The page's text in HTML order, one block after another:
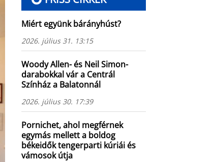
Miért együnk bárányhúst?
2026. július 31. 13:15
Woody Allen- és Neil Simon-
darabokkal vár a Centrál
Színház a Balatonnál
2026. július 30. 17:39
Pornichet, ahol megférnek
egymás mellett a boldog
békeidők tengerparti kúriái és
vámosok útja